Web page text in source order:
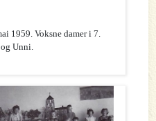
1959. Voksne damer i 7.
Unni.